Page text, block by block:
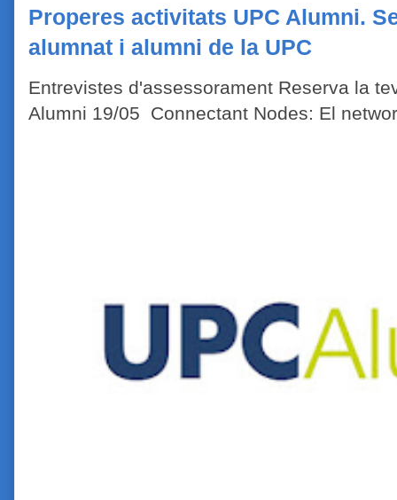
Properes activitats UPC Alumni.
alumnat i alumni de la UPC
Entrevistes d'assessorament Reserva la
Alumni 19/05 Connectant Nodes: El